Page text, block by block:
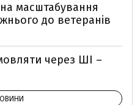
масштабування
до ветеранів
через ШІ –